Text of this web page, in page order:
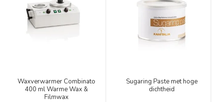
Waxverwarmer Combinato
400 ml Warme Wax &
Filmwax
Sugaring Paste met hoge
dichtheid